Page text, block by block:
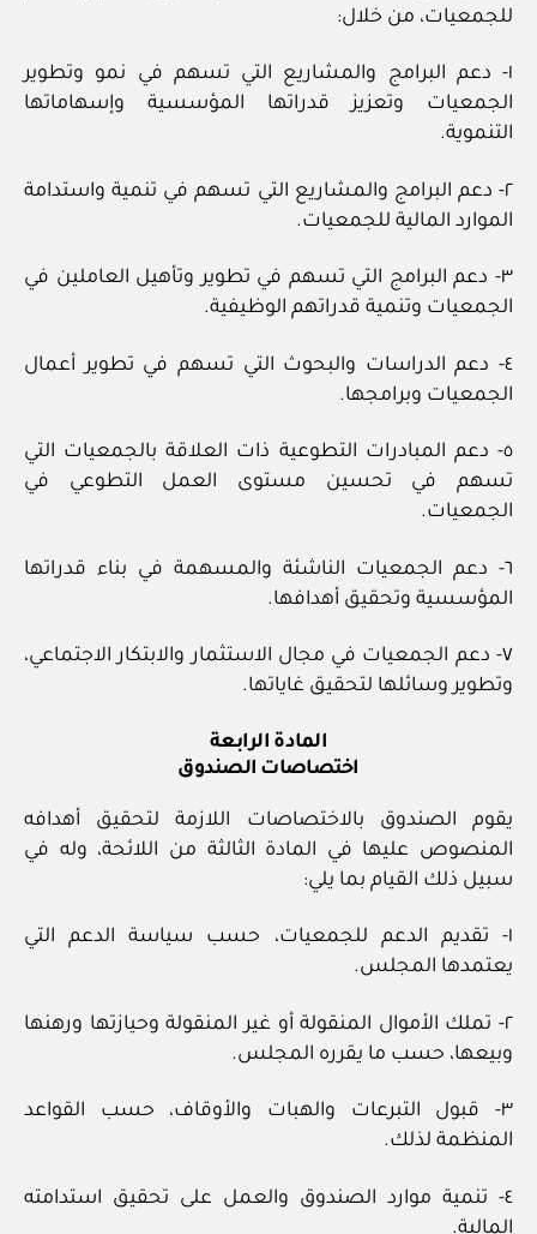
للجمعيات، من خلال:
١- دعم البرامج والمشاريع التي تسهم في نمو وتطوير
الجمعيات وتعزيز قدراتها المؤسسية وإسهاماتها
التنموية.
٢- دعم البرامج والمشاريع التي تسهم في تنمية واستدامة
الموارد المالية للجمعيات.
٣- دعم البرامج التي تسهم في تطوير وتأهيل العاملين في
الجمعيات وتنمية قدراتهم الوظيفية.
٤- دعم الدراسات والبحوث التي تسهم في تطوير أعمال
الجمعيات وبرامجها.
٥- دعم المبادرات التطوعية ذات العلاقة بالجمعيات التي
تسهم في تحسين مستوى العمل التطوعي في
الجمعيات.
٦- دعم الجمعيات الناشئة والمسهمة في بناء قدراتها
المؤسسية وتحقيق أهدافها.
٧- دعم الجمعيات في مجال الاستثمار والابتكار الاجتماعي،
وتطوير وسائلها لتحقيق غاياتها.
المادة الرابعة
اختصاصات الصندوق
يقوم الصندوق بالاختصاصات اللازمة لتحقيق أهدافه
المنصوص عليها في المادة الثالثة من اللائحة، وله في
سبيل ذلك القيام بما يلي:
١- تقديم الدعم للجمعيات، حسب سياسة الدعم التي
يعتمدها المجلس.
٢- تملك الأموال المنقولة أو غير المنقولة وحيازتها ورهنها
وبيعها، حسب ما يقرره المجلس.
٣- قبول التبرعات والهبات والأوقاف، حسب القواعد
المنظمة لذلك.
٤- تنمية موارد الصندوق والعمل على تحقيق استدامته
المالية.